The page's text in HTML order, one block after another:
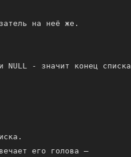
на неё же.
NULL - значит конец списка
его голова –